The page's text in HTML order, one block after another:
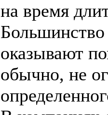
на время
Большинство
оказывают
обычно, не